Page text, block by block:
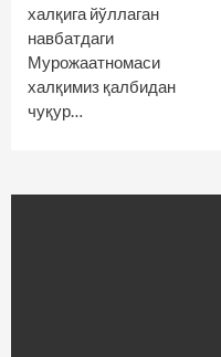
халқига йўллаган
навбатдаги
Мурожаатномаси
халқимиз қалбидан
чуқур…